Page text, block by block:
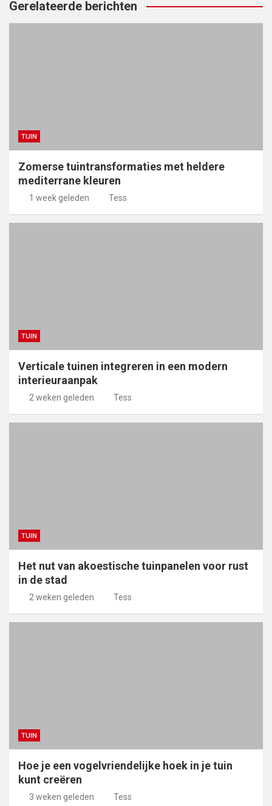
Gerelateerde berichten
TUIN
Zomerse tuintransformaties met heldere
mediterrane kleuren
1 week geleden Tess
TUIN
Verticale tuinen integreren in een modern
interieuraanpak
2 weken geleden Tess
TUIN
Het nut van akoestische tuinpanelen voor rust
in de stad
2 weken geleden Tess
TUIN
Hoe je een vogelvriendelijke hoek in je tuin
kunt creëren
3 weken geleden Tess